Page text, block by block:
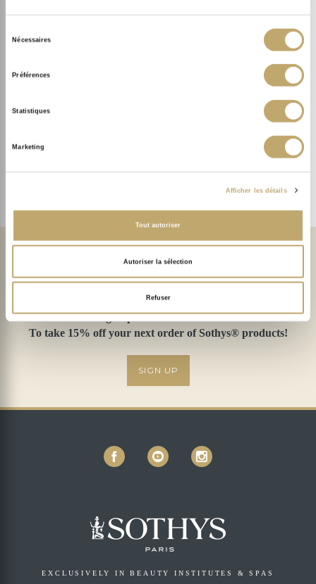
Nécessaires
Préférences
Statistiques
Marketing
Afficher les détails
Tout autoriser
Autoriser la sélection
Refuser
Sign up to our newsletter!
To take 15% off your next order of Sothys® products!
SIGN UP
EXCLUSIVELY IN BEAUTY INSTITUTES & SPAS